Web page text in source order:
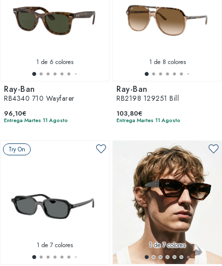
1 de 6 colores
Ray-Ban
RB4340 710 Wayfarer
96,10€
Entrega Martes 11 Agosto
1 de 8 colores
Ray-Ban
RB2198 129251 Bill
103,80€
Entrega Martes 11 Agosto
Try On
1 de 7 colores 1de 7 colores